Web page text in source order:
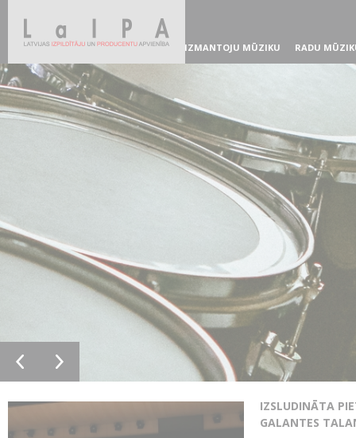
IZMANTOJU MŪZIKU RADU
IZSLUDINĀTA
GALANTES